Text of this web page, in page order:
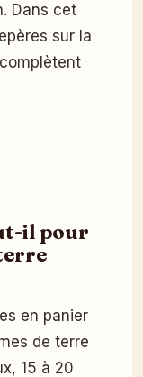
Dans cet
sur la
complètent
il pour
en panier
de terre
15 à 20